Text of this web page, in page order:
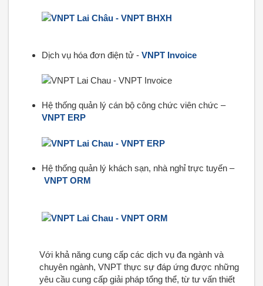
Dịch vụ hóa đơn điện tử - VNPT Invoice
Hệ thống quản lý cán bộ công chức viên chức –
VNPT ERP
Hệ thống quản lý khách sạn, nhà nghỉ trực tuyến –
VNPT ORM
Với khả năng cung cấp các dịch vụ đa ngành và
chuyên ngành, VNPT thực sự đáp ứng được những
yêu cầu cung cấp giải pháp tổng thể, từ tư vấn thiết